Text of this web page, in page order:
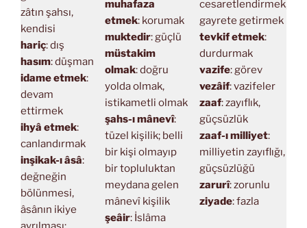
zâtın şahsı,
kendisi
hariç: dış
hasım: düşman
idame etmek:
devam
ettirmek
ihyâ etmek:
canlandırmak
inşikak-ı âsâ:
değneğin
bölünmesi,
âsânın ikiye
muhafaza
etmek: korumak
muktedir: güçlü
müstakim
olmak: doğru
yolda olmak,
istikametli olmak
şahs-ı mânevî:
tüzel kişilik; belli
bir kişi olmayıp
bir topluluktan
meydana gelen
mânevî kişilik
şeâir: İslâma
cesaretlendirmek,
gayrete getirmek
tevkif etmek:
durdurmak
vazife: görev
vezâif: vazifeler
zaaf: zayıflık,
güçsüzlük
zaaf-ı milliyet:
milliyetin zayıflığı,
güçsüzlüğü
zarurî: zorunlu
ziyade: fazla